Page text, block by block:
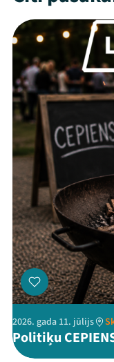
Threads
2026. gada 11. jūlijs
Politiķu